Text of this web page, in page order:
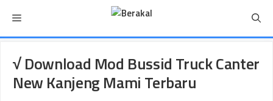
isi
Menu
√ Download Mod Bussid Truck Canter
New Kanjeng Mami Terbaru